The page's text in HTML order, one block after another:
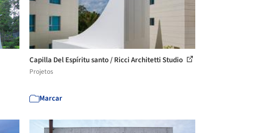
Capilla Del Espíritu santo / Ricci Architetti Studio
Projetos
Marcar